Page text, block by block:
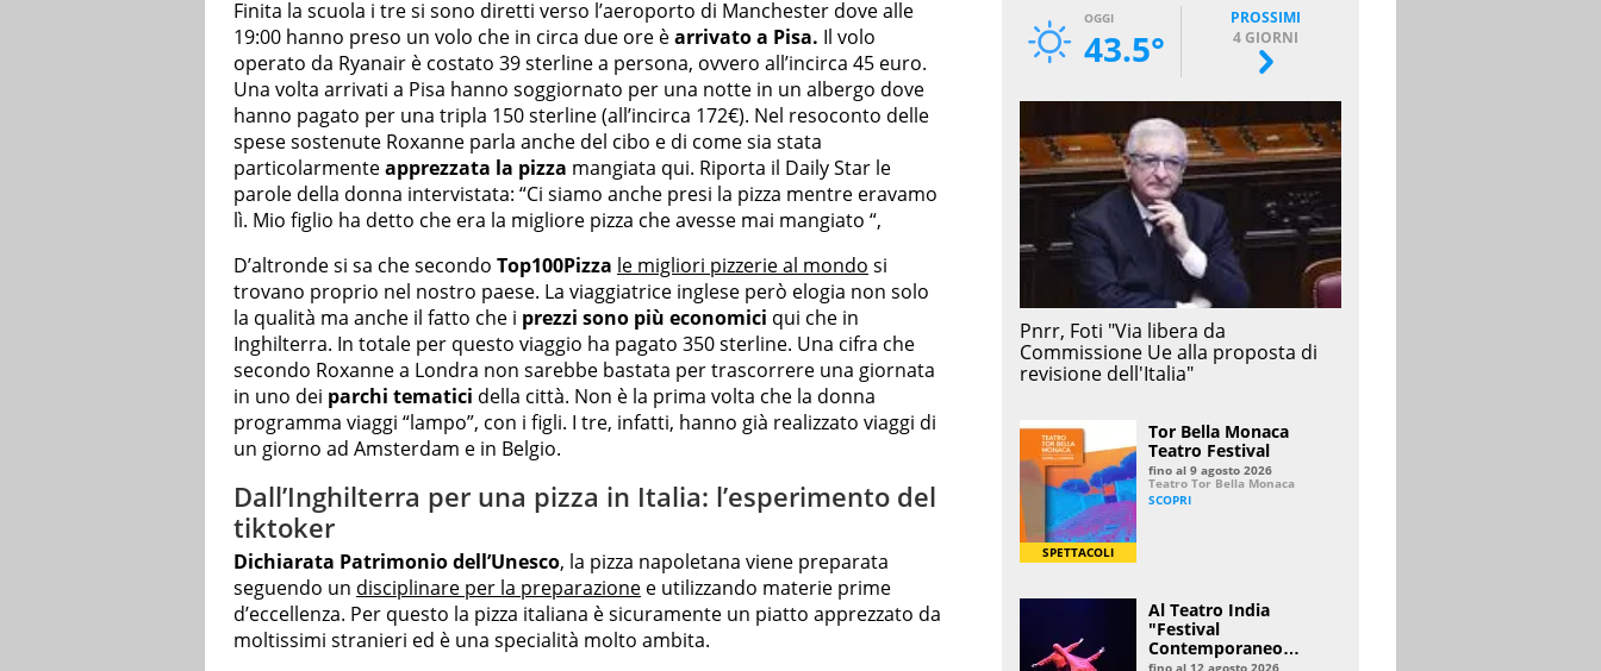
Finita la scuola i tre si sono diretti verso l’aeroporto di Manchester dove alle
19:00 hanno preso un volo che in circa due ore èarrivato a Pisa. Il volo
operato da Ryanair è costato 39 sterline a persona, ovvero all’incirca 45 euro.
Una volta arrivati a Pisa hanno soggiornato per una notte in un albergo dove
hanno pagato per una tripla 150 sterline (all’incirca 172€). Nel resoconto delle
spese sostenute Roxanne parla anche del cibo e di come sia stata
particolarmenteapprezzata la pizza mangiata qui. Riporta il Daily Star le
parole della donna intervistata: “Ci siamo anche presi la pizza mentre eravamo
lì. Mio figlio ha detto che era la migliore pizza che avesse mai mangiato “,
D’altronde si sa che secondo Top100Pizza le migliori pizzerie al mondo si
trovano proprio nel nostro paese. La viaggiatrice inglese però elogia non solo
la qualità ma anche il fatto che i prezzi sono più economici qui che in
Inghilterra. In totale per questo viaggio ha pagato 350 sterline. Una cifra che
secondo Roxanne a Londra non sarebbe bastata per trascorrere una giornata
in uno dei parchi tematici della città. Non è la prima volta che la donna
programma viaggi “lampo”, con i figli. I tre, infatti, hanno già realizzato viaggi di
un giorno ad Amsterdam e in Belgio.
Dall’Inghilterra per una pizza in Italia: l’esperimento del
tiktoker
Dichiarata Patrimonio dell’Unesco, la pizza napoletana viene preparata
seguendo un disciplinare per la preparazione e utilizzando materie prime
d’eccellenza. Per questo la pizza italiana è sicuramente un piatto apprezzato da
moltissimi stranieri ed è una specialità molto ambita.